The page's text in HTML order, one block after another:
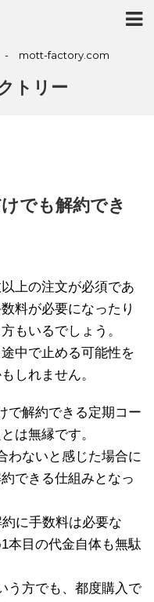
- mott-factory.com
トリー
でも解約でき
上の注文が必須であ
料が必要になったり
もいるでしょう。
中で止める可能性を
しれません。
で解約できる定期コー
は無縁です。
わないと感じた場合に
できる仕組みとなっ
に手数料は必要な
本目の代金自体も無駄
う方でも、都度購入で